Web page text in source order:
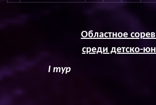
Областное
среди детско-
I тур г.